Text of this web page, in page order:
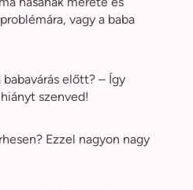
vagy a baba
előtt? – Így
szenved!
Ezzel nagyon nagy